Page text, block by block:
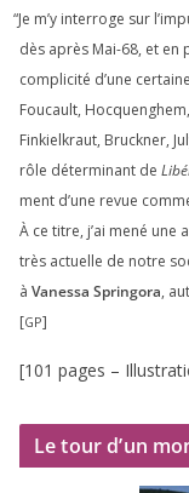
“Je m’y inter­roge sur
dès après Mai-68, et en
com­pli­ci­té d’une
Foucault,
Finkielkraut, Bruckner,
rôle déter­mi­nant de
ment d’une revue
À ce titre, j’ai mené
très actuelle de notre
à Vanessa Springora,
[GP]
[101 pages –
Le tour d’un